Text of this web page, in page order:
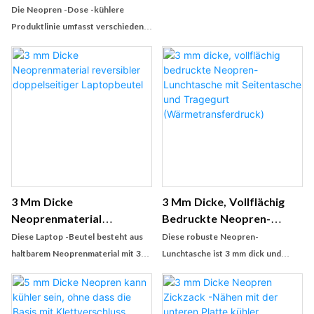
Lochgummi-Basis Kühler
Die Neopren -Dose -kühlere
Produktlinie umfasst verschiedene
Bag, Dose Kühlerhülle,
Dosekühlerhalter und Can Coozie -
alle so konzipiert, dass sie die
3 Mm Dicke
Neoprenmaterial
Reversibler
Doppelseitiger
Diese Laptop -Beutel besteht aus
haltbarem Neoprenmaterial mit 3
robust und schützend ist. Mit
einem reversiblen doppelseitigen
3 Mm Dicke, Vollflächig
Bedruckte Neopren-
Lunchtasche Mit
Seitentasche Und
(Wärmetransferdruck)
Diese robuste Neopren-
Lunchtasche ist 3 mm dick und
optimale Isolierung. Sie besticht
durch ein vollflächiges